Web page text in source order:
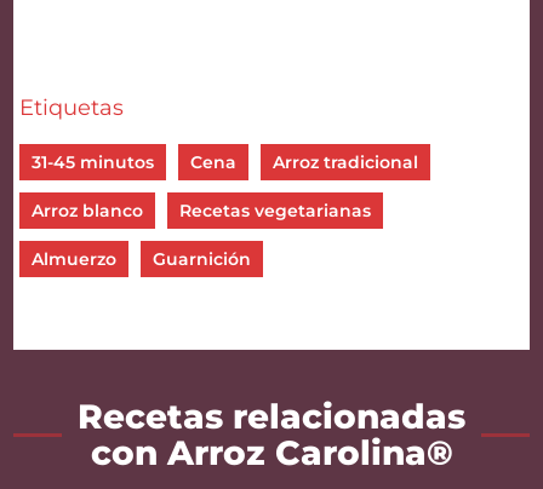
Etiquetas
31-45 minutos Cena Arroz tradicional
Arroz blanco Recetas vegetarianas
Almuerzo Guarnición
Recetas relacionadas
con Arroz Carolina®